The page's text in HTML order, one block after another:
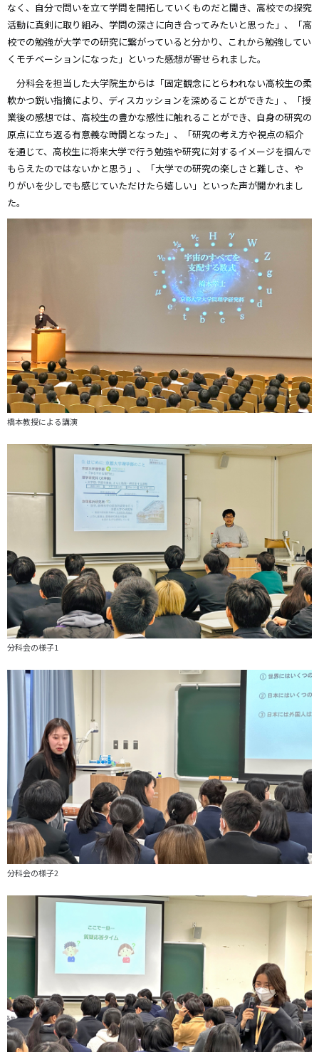
なく、自分で問いを立て学問を開拓していくものだと聞き、高校での探究
活動に真剣に取り組み、学問の深さに向き合ってみたいと思った」、「高
校での勉強が大学での研究に繋がっていると分かり、これから勉強してい
くモチベーションになった」といった感想が寄せられました。
分科会を担当した大学院生からは「固定観念にとらわれない高校生の柔
軟かつ鋭い指摘により、ディスカッションを深めることができた」、「授
業後の感想では、高校生の豊かな感性に触れることができ、自身の研究の
原点に立ち返る有意義な時間となった」、「研究の考え方や視点の紹介
を通じて、高校生に将来大学で行う勉強や研究に対するイメージを掴んで
もらえたのではないかと思う」、「大学での研究の楽しさと難しさ、や
りがいを少しでも感じていただけたら嬉しい」といった声が聞かれまし
た。
橋本教授による講演
分科会の様子1
分科会の様子2